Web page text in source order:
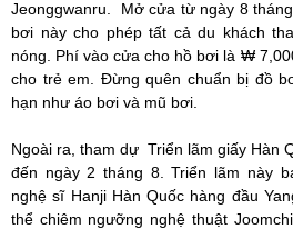
Jeonggwanru. Mở cửa từ ngày 8
bơi này cho phép tất cả du khách
nóng. Phí vào cửa cho hồ bơi là ₩
cho trẻ em. Đừng quên chuẩn bị đồ
hạn như áo bơi và mũ bơi.
Ngoài ra, tham dự Triển lãm giấy Hàn
đến ngày 2 tháng 8. Triển lãm này
nghệ sĩ Hanji Hàn Quốc hàng đầu
thể chiêm ngưỡng nghệ thuật